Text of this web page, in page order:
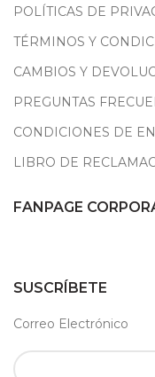
POLÍTICAS DE
TÉRMINOS Y
CAMBIOS Y
PREGUNTAS
CONDICIONES DE
LIBRO DE
FANPAGE
SUSCRÍBETE
Correo Electrónico